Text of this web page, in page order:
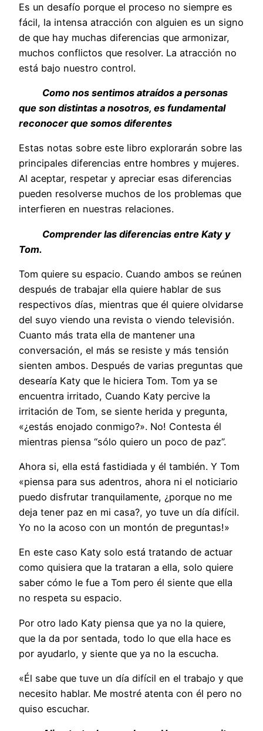
Es un desafío porque el proceso no siempre es
fácil, la intensa atracción con alguien es un signo
de que hay muchas diferencias que armonizar,
muchos conflictos que resolver. La atracción no
está bajo nuestro control.
Como nos sentimos atraídos a personas
que son distintas a nosotros, es fundamental
reconocer que somos diferentes
Estas notas sobre este libro explorarán sobre las
principales diferencias entre hombres y mujeres.
Al aceptar, respetar y apreciar esas diferencias
pueden resolverse muchos de los problemas que
interfieren en nuestras relaciones.
Comprender las diferencias entre Katy y
Tom.
Tom quiere su espacio. Cuando ambos se reúnen
después de trabajar ella quiere hablar de sus
respectivos días, mientras que él quiere olvidarse
del suyo viendo una revista o viendo televisión.
Cuanto más trata ella de mantener una
conversación, el más se resiste y más tensión
sienten ambos. Después de varias preguntas que
desearía Katy que le hiciera Tom. Tom ya se
encuentra irritado, Cuando Katy percive la
irritación de Tom, se siente herida y pregunta,
«¿estás enojado conmigo?». No! Contesta él
mientras piensa “sólo quiero un poco de paz”.
Ahora si, ella está fastidiada y él también. Y Tom
«piensa para sus adentros, ahora ni el noticiario
puedo disfrutar tranquilamente, ¿porque no me
deja tener paz en mi casa?, yo tuve un día difícil.
Yo no la acoso con un montón de preguntas!»
En este caso Katy solo está tratando de actuar
como quisiera que la trataran a ella, solo quiere
saber cómo le fue a Tom pero él siente que ella
no respeta su espacio.
Por otro lado Katy piensa que ya no la quiere,
que la da por sentada, todo lo que ella hace es
por ayudarlo, y siente que ya no la escucha.
«Él sabe que tuve un día difícil en el trabajo y que
necesito hablar. Me mostré atenta con él pero no
quiso escuchar.